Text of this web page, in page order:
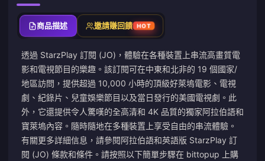
商品描述 邀請賺回饋 HOT
透過 StarzPlay 訂閱 (JO)，體驗在各種裝置上串流高畫質電
影和電視節目的樂趣。該訂閱可在中東和北非的 19 個國家/
地區訪問，提供超過 10,000 小時的頂級好萊塢電影、電視
劇、紀錄片、兒童娛樂節目以及當日發行的美國電視劇。此
外，它還提供令人驚嘆的全高清和 4K 品質的獨家阿拉伯語和
寶萊塢內容。隨時隨地在多種裝置上享受自由的串流體驗。
有關更多詳細信息，請參閱阿拉伯語和英語版 StarzPlay 訂
閱 (JO) 條款和條件。請按照以下簡單步驟在 bittopup 上購